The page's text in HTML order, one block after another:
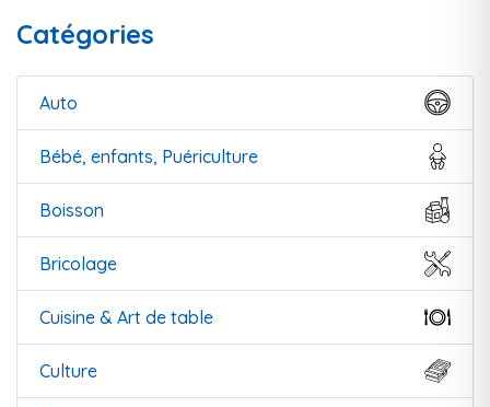
Catégories
Auto
Bébé, enfants, Puériculture
Boisson
Bricolage
Cuisine & Art de table
Culture